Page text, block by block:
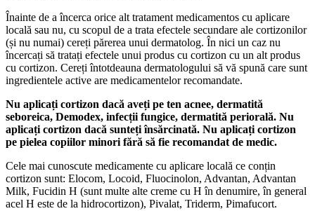
Înainte de a încerca orice alt tratament medicamentos cu aplicare
locală sau nu, cu scopul de a trata efectele secundare ale cortizonilor
(și nu numai) cereți părerea unui dermatolog. În nici un caz nu
încercați să tratați efectele unui produs cu cortizon cu un alt produs
cu cortizon. Cereți întotdeauna dermatologului să vă spună care sunt
ingredientele active are medicamentelor recomandate.
Nu aplicați cortizon dacă aveți pe ten acnee, dermatită
seboreica, Demodex, infecții fungice, dermatită periorală. Nu
aplicați cortizon dacă sunteți însărcinată. Nu aplicați cortizon
pe pielea copiilor minori fără să fie recomandat de medic.
Cele mai cunoscute medicamente cu aplicare locală ce conțin
cortizon sunt: Elocom, Locoid, Fluocinolon, Advantan, Advantan
Milk, Fucidin H (sunt multe alte creme cu H în denumire, în general
acel H este de la hidrocortizon), Pivalat, Triderm, Pimafucort.